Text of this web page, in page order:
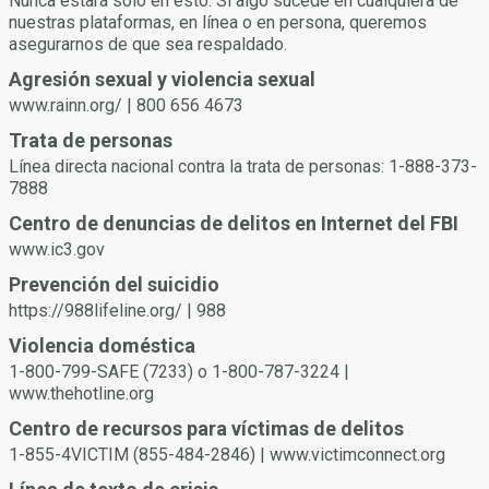
a su pareja a comprender y respetar los límites del otro.
Usted o su pareja pueden retirar el consentimiento en
cualquier momento. No continúe si su pareja parece incómoda
o insegura o no puede dar su consentimiento debido a los
efectos de las drogas o el alcohol.
nuestras plataformas, en línea o en persona, queremos
asegurarnos de que sea respaldado.
Agresión sexual y violencia sexual
www.rainn.org/ | 800 656 4673
Trata de personas
Línea directa nacional contra la trata de personas: 1-888-373-
7888
Centro de denuncias de delitos en Internet del FBI
www.ic3.gov
Prevención del suicidio
https://988lifeline.org/ | 988
Violencia doméstica
1-800-799-SAFE (7233) o 1-800-787-3224 |
www.thehotline.org
Centro de recursos para víctimas de delitos
1-855-4VICTIM (855-484-2846) | www.victimconnect.org